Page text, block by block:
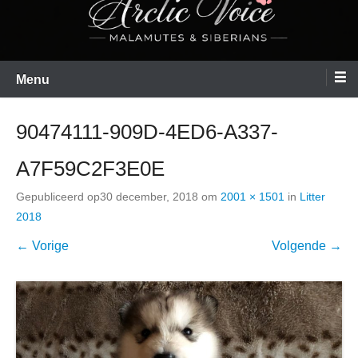
Menu
90474111-909D-4ED6-A337-
A7F59C2F3E0E
Gepubliceerd op30 december, 2018 om 2001 × 1501 in Litter
2018
← Vorige Volgende →